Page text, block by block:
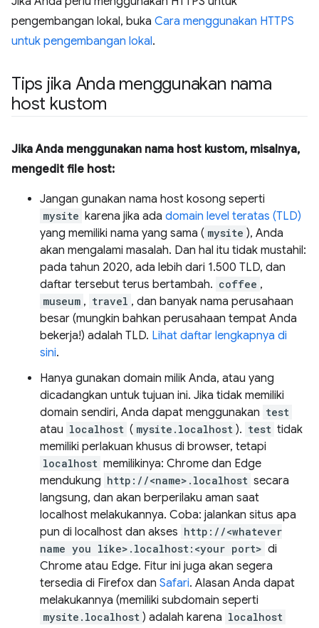
pengembangan lokal, buka Cara menggunakan HTTPS
untuk pengembangan lokal.
Tips jika Anda menggunakan nama
host kustom
Jika Anda menggunakan nama host kustom, misalnya,
mengedit file host:
Jangan gunakan nama host kosong seperti
mysite karena jika ada domain level teratas (TLD)
yang memiliki nama yang sama ( mysite ), Anda
akan mengalami masalah. Dan hal itu tidak mustahil:
pada tahun 2020, ada lebih dari 1.500 TLD, dan
daftar tersebut terus bertambah. coffee ,
museum , travel , dan banyak nama perusahaan
besar (mungkin bahkan perusahaan tempat Anda
bekerja!) adalah TLD. Lihat daftar lengkapnya di
sini.
Hanya gunakan domain milik Anda, atau yang
dicadangkan untuk tujuan ini. Jika tidak memiliki
domain sendiri, Anda dapat menggunakan test
atau localhost ( mysite.localhost ). test tidak
memiliki perlakuan khusus di browser, tetapi
localhost memilikinya: Chrome dan Edge
mendukung http://<name>.localhost secara
langsung, dan akan berperilaku aman saat
localhost melakukannya. Coba: jalankan situs apa
pun di localhost dan akses http://<whatever
name you like>.localhost:<your port> di
Chrome atau Edge. Fitur ini juga akan segera
tersedia di Firefox dan Safari. Alasan Anda dapat
melakukannya (memiliki subdomain seperti
mysite.localhost ) adalah karena localhost